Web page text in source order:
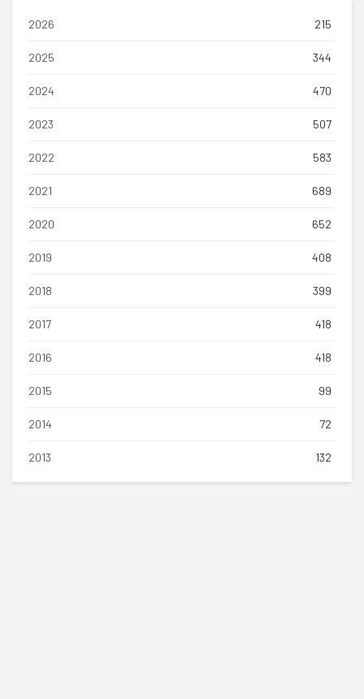
2026 215
2025 344
2024 470
2023 507
2022 583
2021 689
2020 652
2019 408
2018 399
2017 418
2016 418
2015 99
2014 72
2013 132